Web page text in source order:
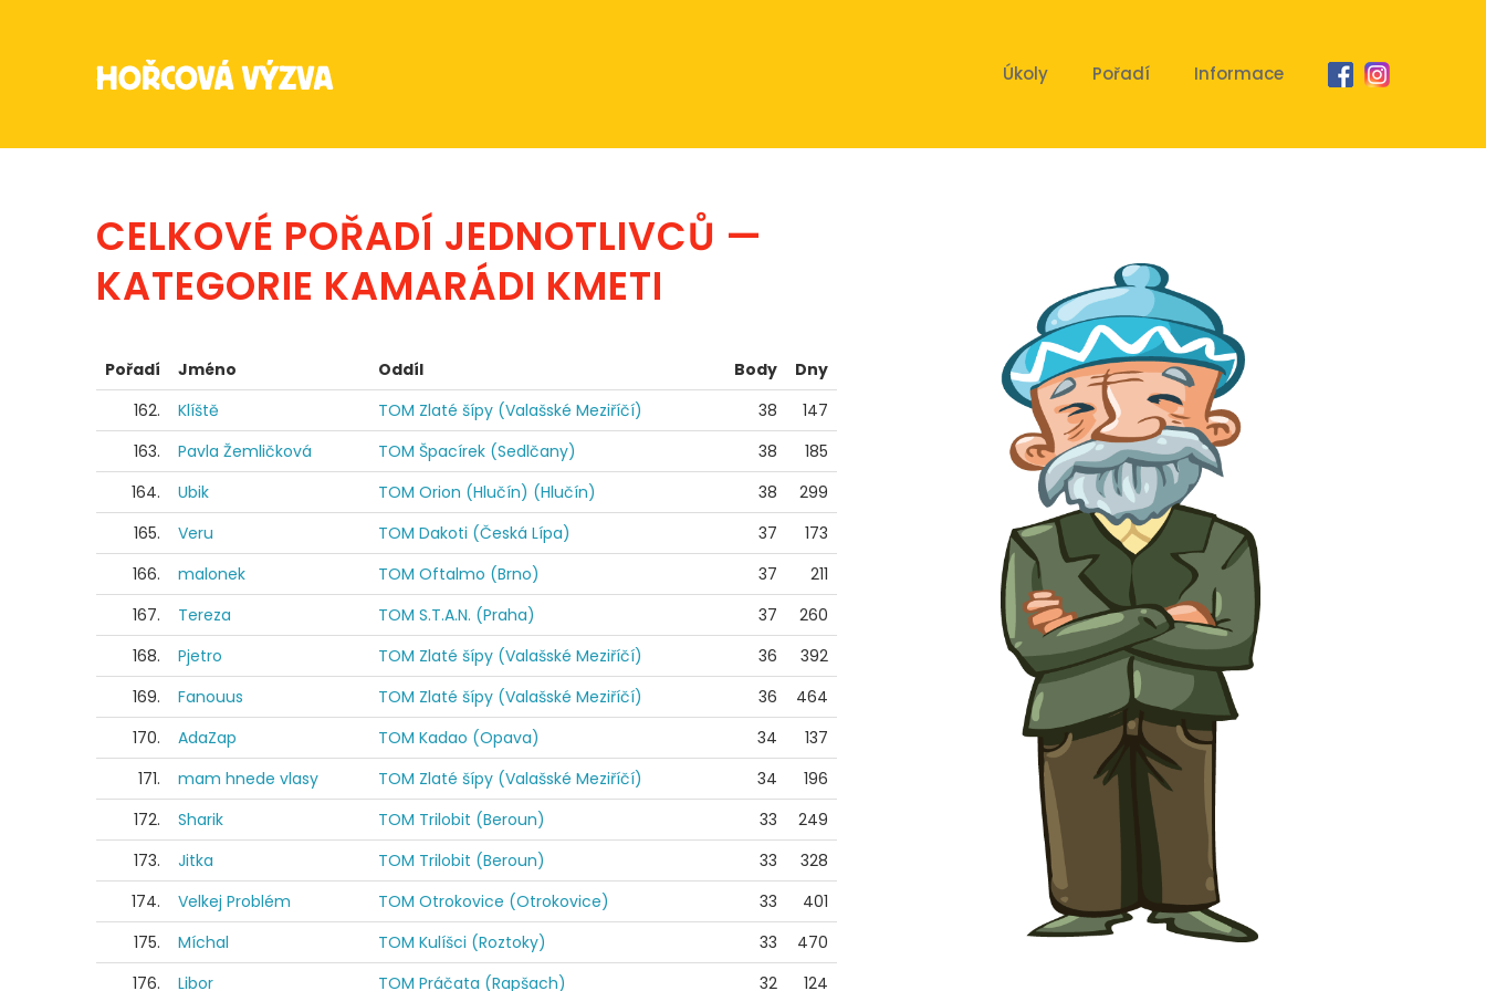
Úkoly Pořadí Informace
CELKOVÉ POŘADÍ JEDNOTLIVCŮ —
KATEGORIE KAMARÁDI KMETI
Pořadí Jméno Oddíl Body
Dny
162.
Klíště TOM Zlaté šípy (Valašské Meziříčí) 38
147
163.
Pavla Žemličková TOM Špacírek (Sedlčany) 38
185
164.
Ubik TOM Orion (Hlučín) (Hlučín) 38
299
165.
Veru TOM Dakoti (Česká Lípa) 37
173
166.
malonek TOM Oftalmo (Brno) 37
211
167.
Tereza TOM S.T.A.N. (Praha) 37
260
168.
Pjetro TOM Zlaté šípy (Valašské Meziříčí) 36
392
169.
Fanouus TOM Zlaté šípy (Valašské Meziříčí) 36
464
170.
AdaZap TOM Kadao (Opava) 34
137
171.
mam hnede vlasy TOM Zlaté šípy (Valašské Meziříčí) 34
196
172.
Sharik TOM Trilobit (Beroun) 33
249
173.
Jitka TOM Trilobit (Beroun) 33
328
174.
Velkej Problém TOM Otrokovice (Otrokovice) 33
401
175.
Míchal TOM Kulíšci (Roztoky) 33
470
176.
Libor TOM Práčata (Rapšach) 32 124